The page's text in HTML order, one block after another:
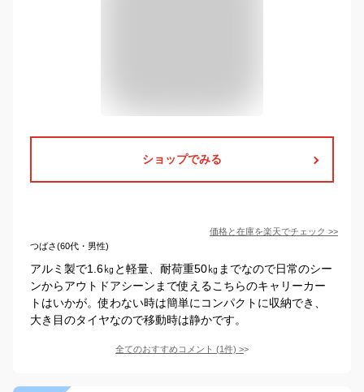
ショップでみる
価格と在庫を楽天でチェック >>
つばさ(60代・男性)
アルミ製で1.6㎏と軽量、耐荷重50㎏までなので日常のシー
ンからアウトドアシーンまで使えるこちらのキャリーカー
トはいかが。使わない時は簡単にコンパクトに収納でき、
大き目のタイヤなので移動時は静かです。
全てのおすすめコメント (1件) >